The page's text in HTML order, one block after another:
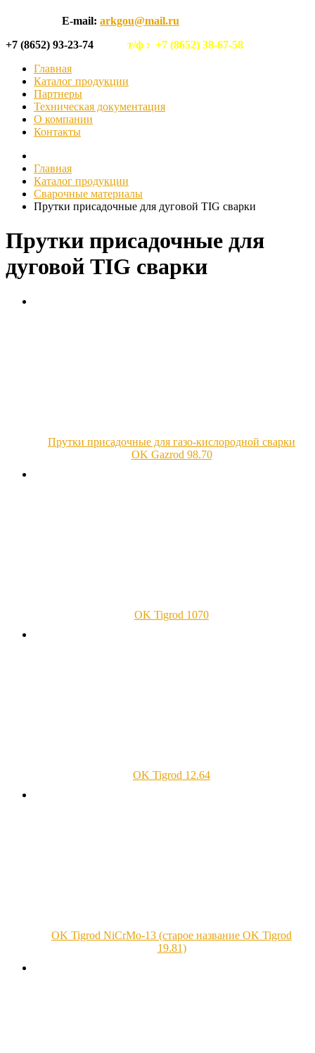
E-mail: arkgou@mail.ru
+7 (8652) 93-23-74 т/ф : +7 (8652) 38-67-58
Главная
Каталог продукции
Партнеры
Техническая документация
О компании
Контакты
Главная
Каталог продукции
Сварочные материалы
Прутки присадочные для дуговой TIG сварки
Прутки присадочные для
дуговой TIG сварки
Прутки присадочные для газо-кислородной сварки
OK Gazrod 98.70
OK Tigrod 1070
OK Tigrod 12.64
OK Tigrod NiCrMo-13 (старое название OK Tigrod
19.81)